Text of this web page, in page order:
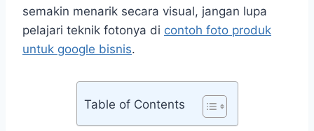
semakin menarik secara visual, jangan lupa
pelajari teknik fotonya di contoh foto produk
untuk google bisnis.
Table of Contents